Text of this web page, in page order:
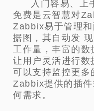
入门容易、上
免费是云智慧对
Zabbix易于管理
据图，其自动发
工作量，丰富的数
让用户灵活进行数
可以支持监控更多
Zabbix提供的插
何需求。